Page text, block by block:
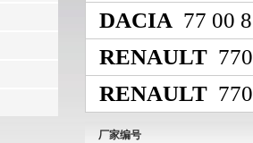
DACIA 77 00
RENAULT
RENAULT
厂家编号